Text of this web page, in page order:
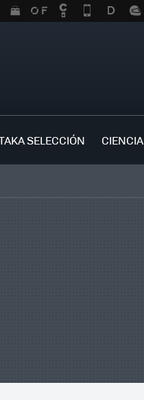
SELECCIÓN CIENCIA